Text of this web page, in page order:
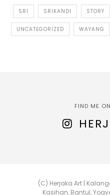
SRI SRIKANDI STORY
UNCATEGORIZED WAYANG
FIND ME
(C) Herjaka Art |
Kasihan, Bantul,